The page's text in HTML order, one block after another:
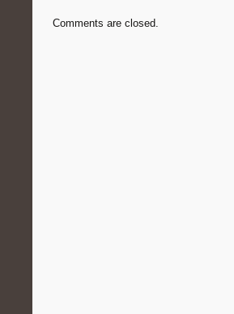
Comments are closed.